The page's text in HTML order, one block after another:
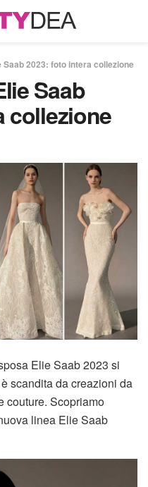
2023: foto intera collezione
Saab
collezione
Elie Saab 2023 si
scandita da creazioni da
couture. Scopriamo
linea Elie Saab